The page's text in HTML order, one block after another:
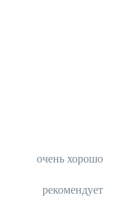
очень хорошо
рекомендует